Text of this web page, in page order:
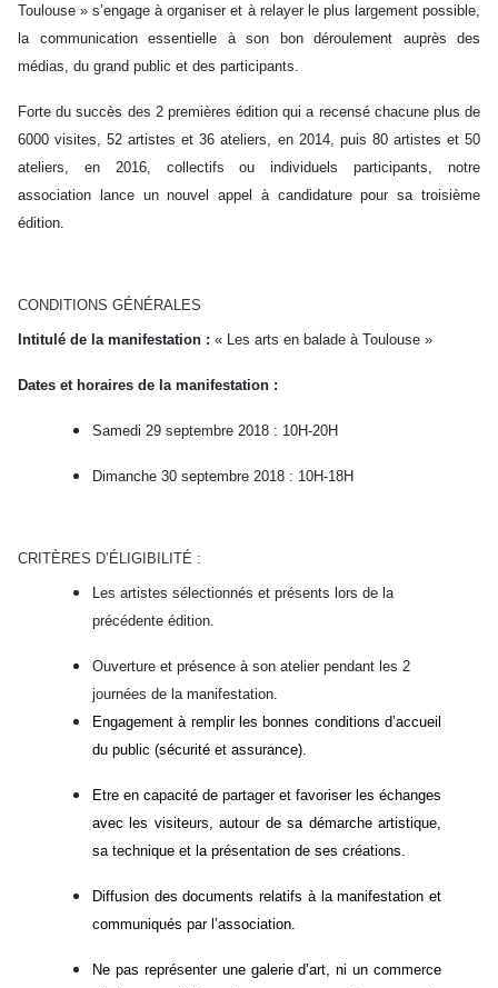
Toulouse » s’engage à organiser et à relayer le plus largement possible,
la communication essentielle à son bon déroulement auprès des
médias, du grand public et des participants.
Forte du succès des 2 premières édition qui a recensé chacune plus de
6000 visites, 52 artistes et 36 ateliers, en 2014, puis 80 artistes et 50
ateliers, en 2016, collectifs ou individuels participants, notre
association lance un nouvel appel à candidature pour sa troisième
édition.
CONDITIONS GÉNÉRALES
Intitulé de la manifestation : « Les arts en balade à Toulouse »
Dates et horaires de la manifestation :
Samedi 29 septembre 2018 : 10H-20H
Dimanche 30 septembre 2018 : 10H-18H
CRITÈRES D’ÉLIGIBILITÉ :
Les artistes sélectionnés et présents lors de la
précédente édition.
Ouverture et présence à son atelier pendant les 2
journées de la manifestation.
Engagement à remplir les bonnes conditions d’accueil
du public (sécurité et assurance).
Etre en capacité de partager et favoriser les échanges
avec les visiteurs, autour de sa démarche artistique,
sa technique et la présentation de ses créations.
Diffusion des documents relatifs à la manifestation et
communiqués par l’association.
Ne pas représenter une galerie d’art, ni un commerce